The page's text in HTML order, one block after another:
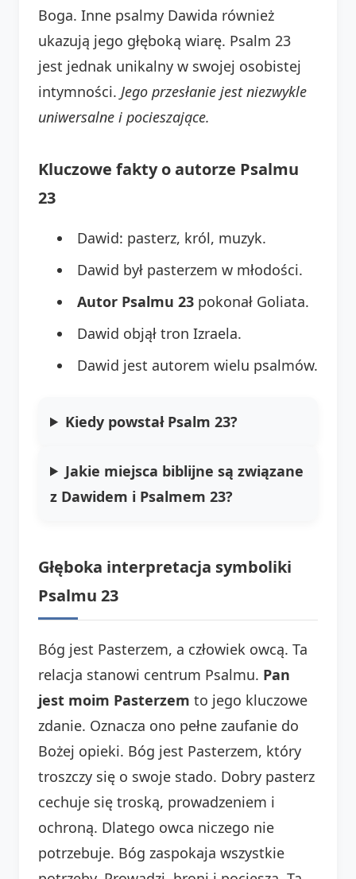
Boga. Inne psalmy Dawida również
ukazują jego głęboką wiarę. Psalm 23
jest jednak unikalny w swojej osobistej
intymności. Jego przesłanie jest niezwykle
uniwersalne i pocieszające.
Kluczowe fakty o autorze Psalmu
23
Dawid: pasterz, król, muzyk.
Dawid był pasterzem w młodości.
Autor Psalmu 23 pokonał Goliata.
Dawid objął tron Izraela.
Dawid jest autorem wielu psalmów.
Kiedy powstał Psalm 23?
Jakie miejsca biblijne są związane
z Dawidem i Psalmem 23?
Głęboka interpretacja symboliki
Psalmu 23
Bóg jest Pasterzem, a człowiek owcą. Ta
relacja stanowi centrum Psalmu. Pan
jest moim Pasterzem to jego kluczowe
zdanie. Oznacza ono pełne zaufanie do
Bożej opieki. Bóg jest Pasterzem, który
troszczy się o swoje stado. Dobry pasterz
cechuje się troską, prowadzeniem i
ochroną. Dlatego owca niczego nie
potrzebuje. Bóg zaspokaja wszystkie